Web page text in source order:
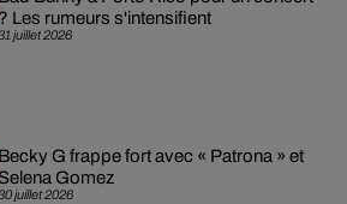
juillet 2026
? Les rumeurs s'intensifient
juillet 2026
Becky G frappe fort avec « Patrona » et
Selena Gomez